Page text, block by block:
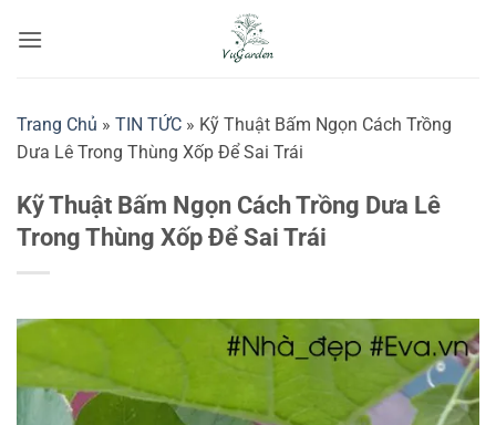
qua
Trang Chủ » TIN TỨC » Kỹ Thuật Bấm Ngọn Cách Trồng
Dưa Lê Trong Thùng Xốp Để Sai Trái
Kỹ Thuật Bấm Ngọn Cách Trồng Dưa Lê
Trong Thùng Xốp Để Sai Trái